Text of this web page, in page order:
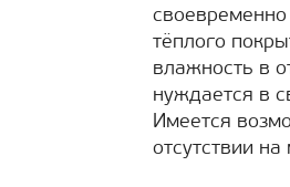
своевременно
тёплого
влажность в
нуждается в
Имеется
отсутствии на